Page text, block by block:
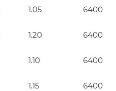
1.05 6400
1.20 6400
1.10 6400
1.15 6400